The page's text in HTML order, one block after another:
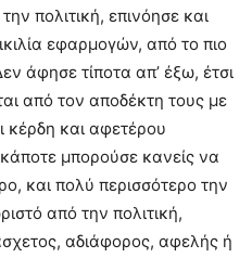
πολιτική, επινόησε και
εφαρμογών, από το πιο
άφησε τίποτα απ’ έξω, έτσι
από τον αποδέκτη τους με
και αφετέρου
κάποτε μπορούσε κανείς να
και πολύ περισσότερο την
από την πολιτική,
αδιάφορος, αφελής ή